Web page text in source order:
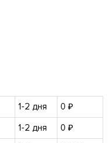
1-2 дня
0 ₽
1-2 дня
0 ₽